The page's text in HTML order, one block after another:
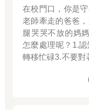
在校門口，你是
老師牽走的爸爸
腿哭哭不放的媽
怎麼處理呢？1.
轉移忙碌3.不要對
也許是熟悉的玩